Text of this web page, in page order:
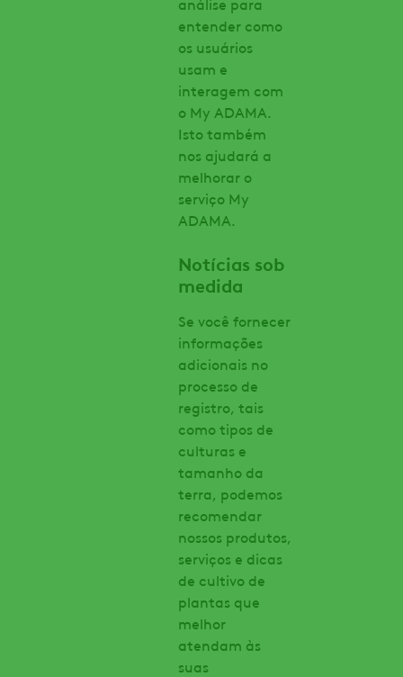
entender como
os usuários
usam e
interagem com
o My ADAMA.
Isto também
nos ajudará a
melhorar o
serviço My
ADAMA.
Notícias sob
medida
Se você fornecer
informações
adicionais no
processo de
registro, tais
como tipos de
culturas e
tamanho da
terra, podemos
recomendar
nossos produtos,
serviços e dicas
de cultivo de
plantas que
melhor
atendam às
suas